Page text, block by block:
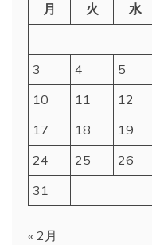
月
火 水
3
4 5
10
11 12
17
18 19
24
25 26
31
« 2月